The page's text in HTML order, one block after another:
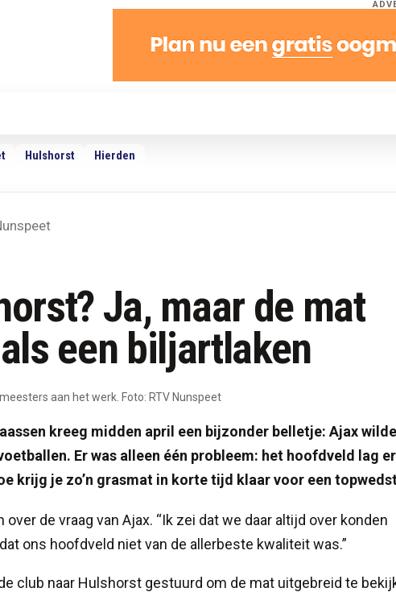
Hulshorst Hierden
Ja, maar de mat
een biljartlaken
aan het werk. Foto: RTV Nunspeet
kreeg midden april een bijzonder belletje: Ajax
Er was alleen één probleem: het hoofdveld lag er
krijg je zo’n grasmat in korte tijd klaar voor een
de vraag van Ajax. “Ik zei dat we daar altijd over konden
ons hoofdveld niet van de allerbeste kwaliteit was.”
club naar Hulshorst gestuurd om de mat uitgebreid te